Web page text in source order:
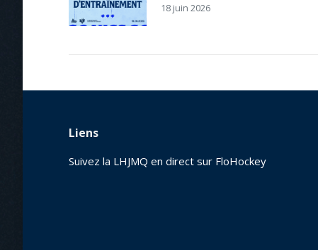
18 juin 2026
Liens
Suivez la LHJMQ en direct sur FloHockey